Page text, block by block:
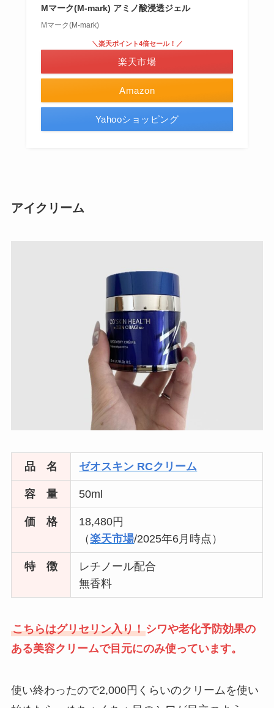
Mマーク(M-mark) アミノ酸浸透ジェル
Mマーク(M-mark)
Amazon
＼楽天ポイント4倍セール！／
楽天市場
Yahooショッピング
アイクリーム
品 名 ゼオスキン RCクリーム
容 量 50ml
価 格
18,480円
（楽天市場/2025年6月時点）
特 徴
レチノール配合
無香料
こちらはグリセリン入り！シワや老化予防効果の
ある美容クリームで目元にのみ使っています。
使い終わったので2,000円くらいのクリームを使い